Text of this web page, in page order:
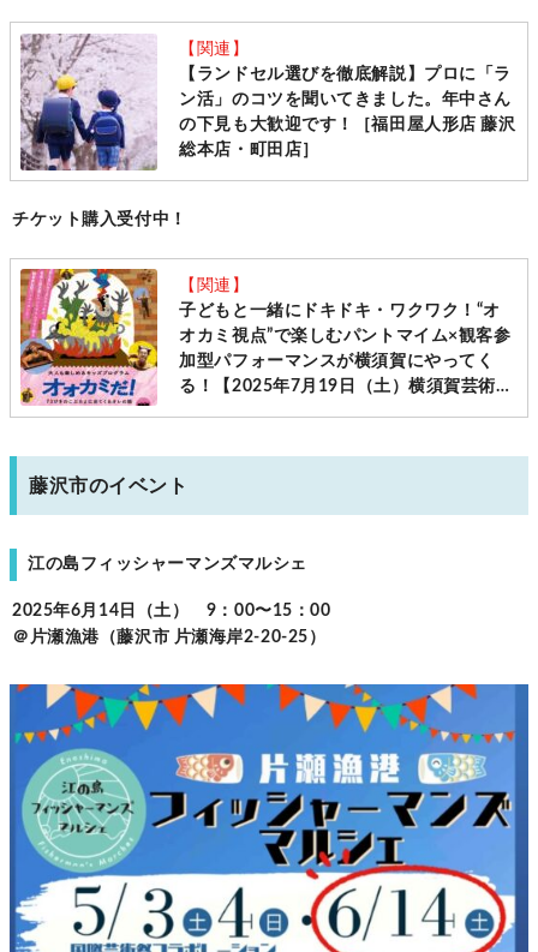
【関連】
【ランドセル選びを徹底解説】プロに「ラ
ン活」のコツを聞いてきました。年中さん
の下見も大歓迎です！［福田屋人形店 藤沢
総本店・町田店］
チケット購入受付中！
【関連】
子どもと一緒にドキドキ・ワクワク！“オ
オカミ視点”で楽しむパントマイム×観客参
加型パフォーマンスが横須賀にやってく
る！【2025年7月19日（土）横須賀芸術劇
藤沢市のイベント
江の島フィッシャーマンズマルシェ
2025年6月14日（土） 9：00〜15：00
＠片瀬漁港（藤沢市 片瀬海岸2-20-25）